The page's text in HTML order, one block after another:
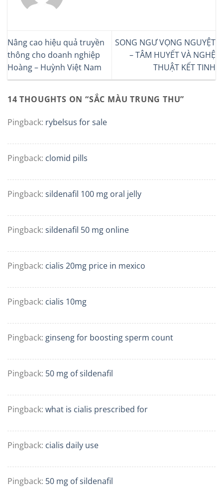
Nâng cao hiệu quả truyền
thông cho doanh nghiệp
Hoàng – Huỳnh Việt Nam
SONG NGƯ VỌNG NGUYỆT
– TÂM HUYẾT VÀ NGHỆ
THUẬT KẾT TINH
14 THOUGHTS ON “SẮC MÀU TRUNG THU”
Pingback: rybelsus for sale
Pingback: clomid pills
Pingback: sildenafil 100 mg oral jelly
Pingback: sildenafil 50 mg online
Pingback: cialis 20mg price in mexico
Pingback: cialis 10mg
Pingback: ginseng for boosting sperm count
Pingback: 50 mg of sildenafil
Pingback: what is cialis prescribed for
Pingback: cialis daily use
Pingback: 50 mg of sildenafil